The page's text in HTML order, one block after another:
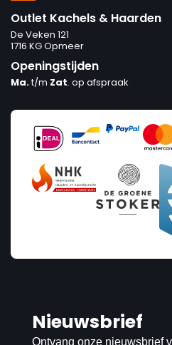
Outlet Kachels & Haarden
De Veken 121
1716 KG Opmeer
Openingstijden
Ma.t/m Zat. op afspraak
Nieuwsbrief
Ontvang onze nieuwsbrief